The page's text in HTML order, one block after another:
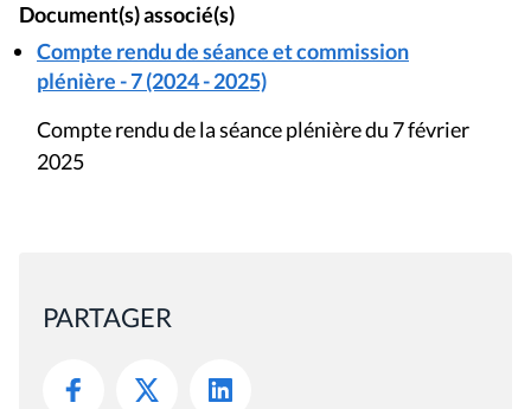
Document(s) associé(s)
Compte rendu de séance et commission
plénière - 7 (2024 - 2025)
Compte rendu de la séance plénière du 7 février
2025
PARTAGER